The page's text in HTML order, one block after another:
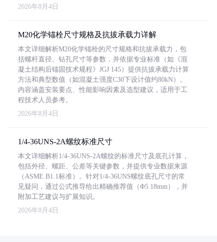
2026年8月4日
M20化学锚栓尺寸规格及抗拔承载力详解
本文详细解析M20化学锚栓的尺寸规格和抗拔承载力，包
括螺杆直径、钻孔尺寸等参数，并依据专业标准（如《混
凝土结构后锚固技术规程》JGJ 145）提供抗拔承载力计算
方法和典型数值（如混凝土强度C30下设计值约80kN）。
内容涵盖安装要点、性能影响因素及选型建议，适用于工
程技术人员参考。
2026年8月4日
1/4-36UNS-2A螺纹标准尺寸
本文详细解析1/4-36UNS-2A螺纹的标准尺寸及底孔计算，
包括外径、螺距、公差等关键参数，并提供专业数据来源
（ASME B1.1标准）。针对1/4-36UNS螺纹底孔尺寸的常
见疑问，通过公式推导给出精确推荐值（Φ5.18mm），并
附加工艺建议与扩展知识。
2026年8月4日